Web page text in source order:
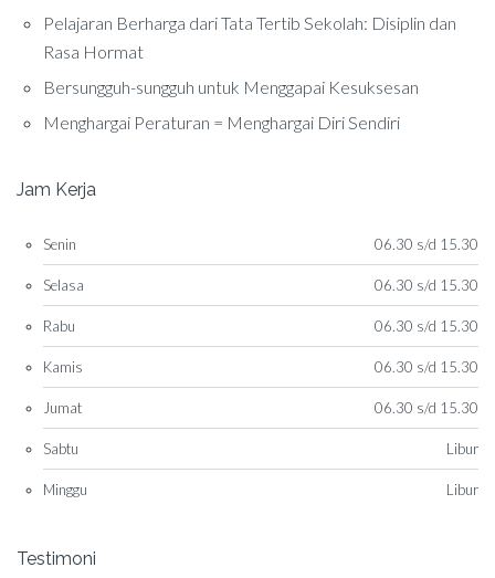
Pelajaran Berharga dari Tata Tertib Sekolah: Disiplin dan
Rasa Hormat
Bersungguh-sungguh untuk Menggapai Kesuksesan
Menghargai Peraturan = Menghargai Diri Sendiri
Jam Kerja
Senin 06.30 s/d 15.30
Selasa 06.30 s/d 15.30
Rabu 06.30 s/d 15.30
Kamis 06.30 s/d 15.30
Jumat 06.30 s/d 15.30
Sabtu Libur
Minggu Libur
Testimoni